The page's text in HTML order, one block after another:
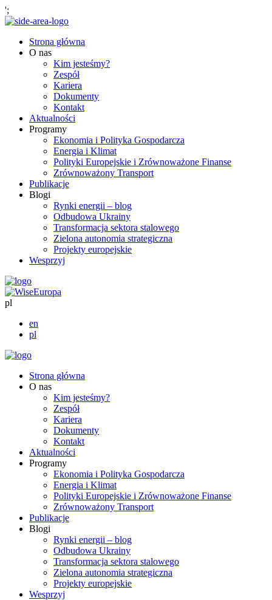
';
Strona główna
O nas
Kim jesteśmy?
Zespół
Kariera
Dokumenty
Kontakt
Aktualności
Programy
Ekonomia i Polityka Gospodarcza
Energia i Klimat
Polityki Europejskie i Zrównoważone Finanse
Zrównoważony Transport
Publikacje
Blogi
Rynki energii – blog
Odbudowa Ukrainy
Transformacja sektora stalowego
Zielona autonomia strategiczna
Projekty europejskie
Wesprzyj
pl
en
pl
Strona główna
O nas
Kim jesteśmy?
Zespół
Kariera
Dokumenty
Kontakt
Aktualności
Programy
Ekonomia i Polityka Gospodarcza
Energia i Klimat
Polityki Europejskie i Zrównoważone Finanse
Zrównoważony Transport
Publikacje
Blogi
Rynki energii – blog
Odbudowa Ukrainy
Transformacja sektora stalowego
Zielona autonomia strategiczna
Projekty europejskie
Wesprzyj